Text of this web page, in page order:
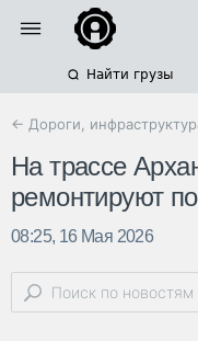
Найти грузы
← Дороги,
На трассе
ремонтируют
08:25, 16 Мая 2026